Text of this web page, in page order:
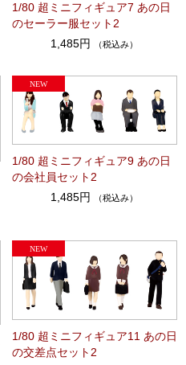
1/80 超ミニフィギュア7 あの日
のセーラー服セット2
1,485円
（税込み）
1/80 超ミニフィギュア9 あの日
の会社員セット2
1,485円
（税込み）
1/80 超ミニフィギュア11 あの日
の交差点セット2